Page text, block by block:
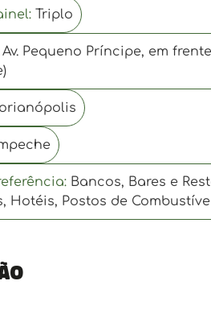
Triplo
Pequeno Príncipe, em
Bancos, Bares e
Hotéis, Postos de